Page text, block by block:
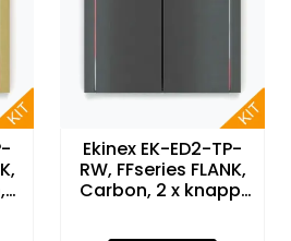
Ekinex EK-ED2-TP-
RW, FFseries FLANK,
Carbon, 2 x knapp,